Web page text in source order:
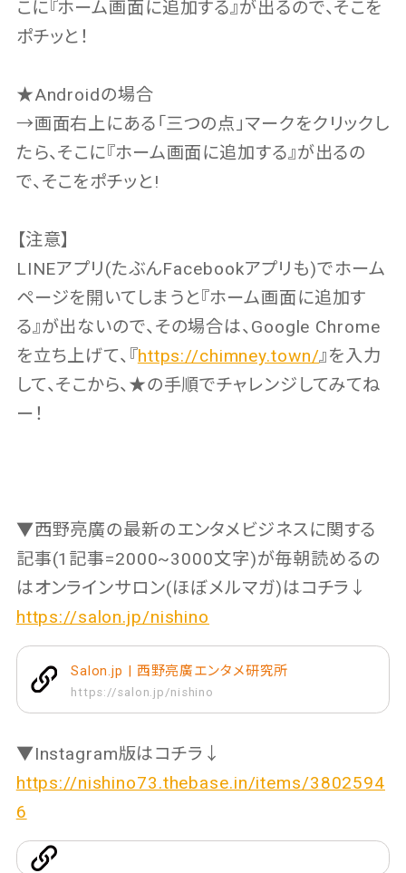
こに『ホーム画面に追加する』が出るので、そこを
ポチッと！
★Androidの場合
→画面右上にある「三つの点」マークをクリックし
たら、そこに『ホーム画面に追加する』が出るの
で、そこをポチッと!
【注意】
LINEアプリ(たぶんFacebookアプリも)でホーム
ページを開いてしまうと『ホーム画面に追加す
る』が出ないので、その場合は、Google Chrome
を立ち上げて、『https://chimney.town/』を入力
して、そこから、★の手順でチャレンジしてみてね
ー！
▼西野亮廣の最新のエンタメビジネスに関する
記事(1記事=2000~3000文字)が毎朝読めるの
はオンラインサロン(ほぼメルマガ)はコチラ↓
https://salon.jp/nishino
Salon.jp | 西野亮廣エンタメ研究所
https://salon.jp/nishino
▼Instagram版はコチラ↓
https://nishino73.thebase.in/items/3802594
6